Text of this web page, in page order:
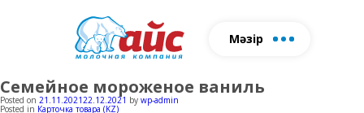
Мәзір
Біз туралы Өнім Ферма
Семейное мороженое ваниль
Posted on 21.11.202122.12.2021 by wp-admin
Posted in Карточка товара (KZ)